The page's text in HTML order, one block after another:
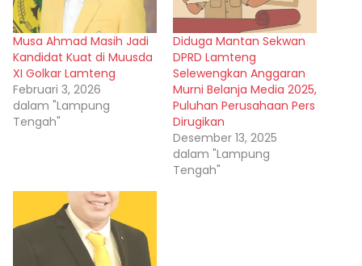
Musa Ahmad Masih Jadi
Kandidat Kuat di Muusda
XI Golkar Lamteng
Februari 3, 2026
dalam "Lampung
Tengah"
Diduga Mantan Sekwan
DPRD Lamteng
Selewengkan Anggaran
Murni Belanja Media 2025,
Puluhan Perusahaan Pers
Dirugikan
Desember 13, 2025
dalam "Lampung
Tengah"